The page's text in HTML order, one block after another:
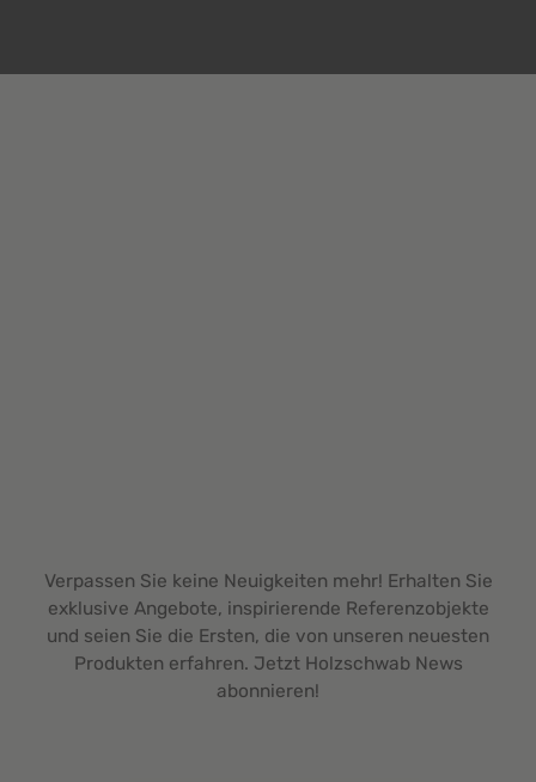
Verpassen Sie keine Neuigkeiten mehr! Erhalten Sie
exklusive Angebote, inspirierende Referenzobjekte
und seien Sie die Ersten, die von unseren neuesten
Produkten erfahren. Jetzt Holzschwab News
abonnieren!